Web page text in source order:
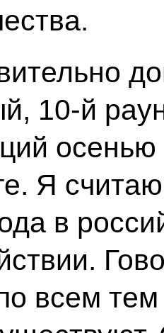
10-й
осенью
Я
в
всем